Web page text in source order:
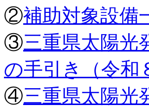
②補助対象設備
③三重県太陽光
の手引き（令和
④三重県太陽光